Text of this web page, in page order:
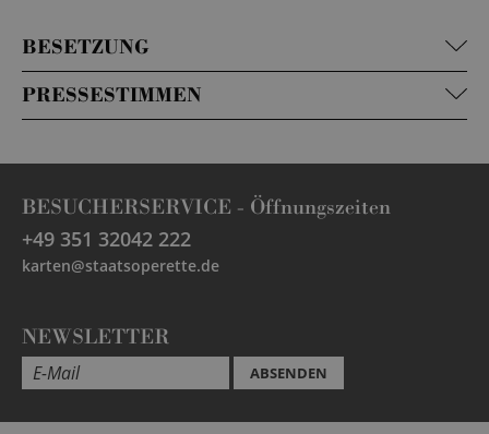
BESETZUNG
PRESSESTIMMEN
BESUCHERSERVICE - Öffnungszeiten
+49 351 32042 222
karten@staatsoperette.de
NEWSLETTER
ABSENDEN